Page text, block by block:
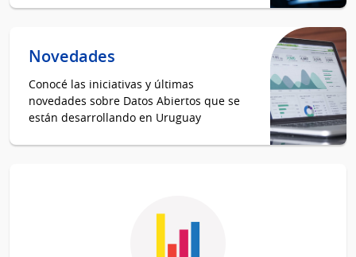
Novedades
Conocé las iniciativas y últimas
novedades sobre Datos Abiertos que se
están desarrollando en Uruguay